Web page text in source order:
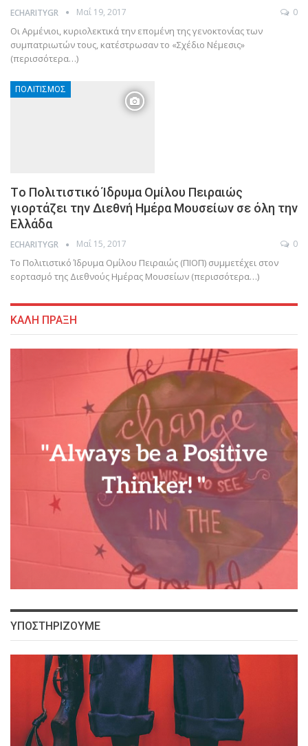
ECHARITYGR Μαΐ 19, 2017 0
Οι Αρμένιοι, κυριολεκτικά την επομένη της γενοκτονίας των
συμπατριωτών τους, κατέστρωσαν το «Σχέδιο Νέμεσις»
(περισσότερα…)
ΠΟΛΙΤΙΣΜΌΣ
Tο Πολιτιστικό Ίδρυμα Ομίλου Πειραιώς
γιορτάζει την Διεθνή Ημέρα Μουσείων σε όλη την
Ελλάδα
ECHARITYGR Μαΐ 15, 2017 0
Το Πολιτιστικό Ίδρυμα Ομίλου Πειραιώς (ΠΙΟΠ) συμμετέχει στον
εορτασμό της Διεθνούς Ημέρας Μουσείων (περισσότερα…)
ΚΑΛΗ ΠΡΑΞΗ
ΥΠΟΣΤΗΡΙΖΟΥΜΕ